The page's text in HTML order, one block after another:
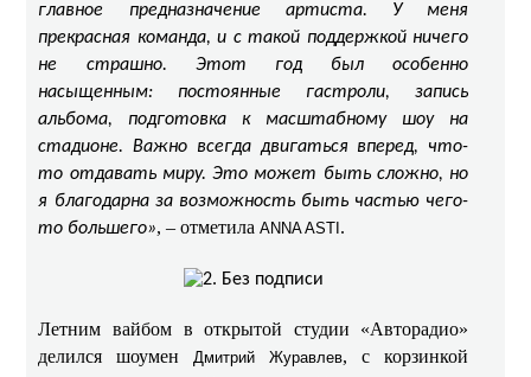
главное предназначение артиста. У меня
прекрасная команда, и с такой поддержкой ничего
не страшно. Этот год был особенно
насыщенным: постоянные гастроли, запись
альбома, подготовка к масштабному шоу на
стадионе. Важно всегда двигаться вперед, что-
то отдавать миру. Это может быть сложно, но
я благодарна за возможность быть частью чего-
то большего», – отметилаANNA ASTI .
Летним вайбом в открытой студии «Авторадио»
делился шоумен Дмитрий Журавлев, с корзинкой